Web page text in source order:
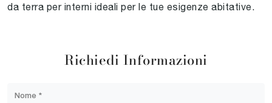
da terra per interni ideali per le tue esigenze abitative.
Richiedi Informazioni